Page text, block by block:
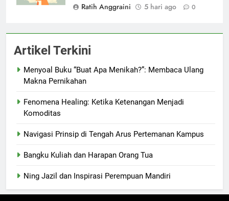
Ratih Anggraini
5 hari ago 0
Artikel Terkini
Menyoal Buku “Buat Apa Menikah?”: Membaca Ulang
Makna Pernikahan
Fenomena Healing: Ketika Ketenangan Menjadi
Komoditas
Navigasi Prinsip di Tengah Arus Pertemanan Kampus
Bangku Kuliah dan Harapan Orang Tua
Ning Jazil dan Inspirasi Perempuan Mandiri